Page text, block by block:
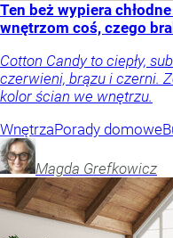
Ten beż wypiera
wnętrzom coś, czego
Cotton Candy to ciepły,
czerwieni, brązu i czerni.
kolor ścian we wnętrzu.
WnętrzaPorady domowe
Magda Grefkowicz